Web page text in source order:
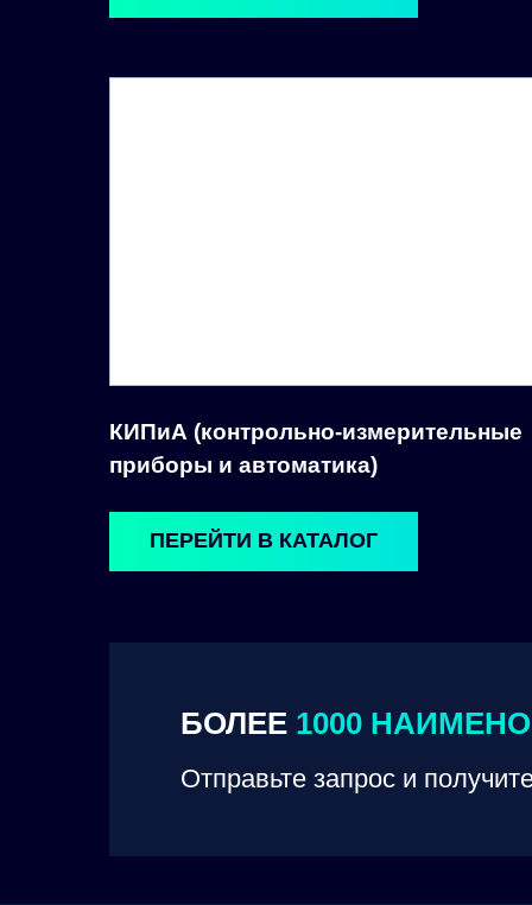
БОЛЕЕ 1000
Отправьте запрос и
КИПиА (контрольно-измерительные
приборы и автоматика)
ПЕРЕЙТИ В КАТАЛОГ